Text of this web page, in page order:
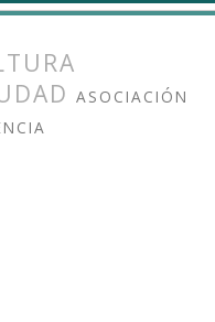
ASOCIACIÓN